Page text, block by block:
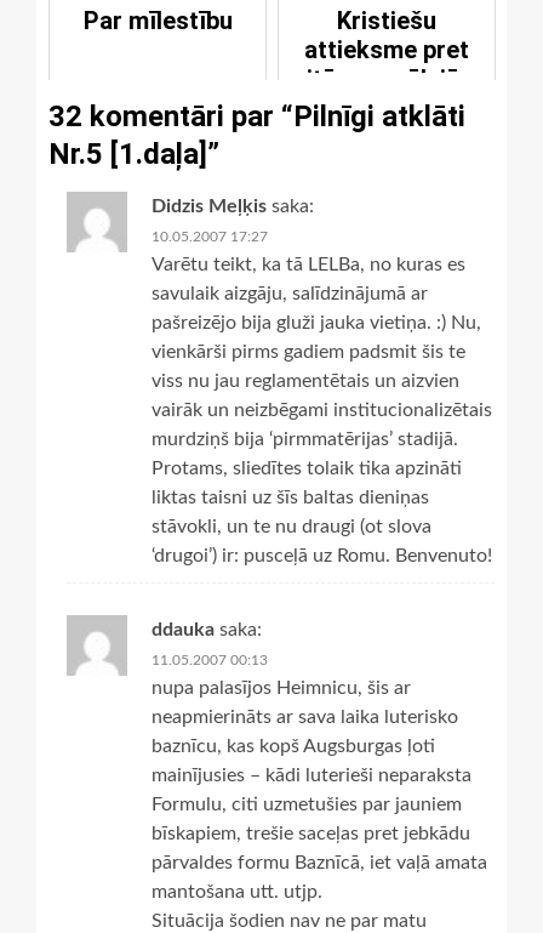
Par mīlestību
Kristiešu
attieksme pret
citām morālajām
sistēmām
32 komentāri par “Pilnīgi atklāti
Nr.5 [1.daļa] ”
Didzis Meļķis saka:
10.05.2007 17:27
Varētu teikt, ka tā LELBa, no kuras es
savulaik aizgāju, salīdzinājumā ar
pašreizējo bija gluži jauka vietiņa. :) Nu,
vienkārši pirms gadiem padsmit šis te
viss nu jau reglamentētais un aizvien
vairāk un neizbēgami institucionalizētais
murdziņš bija ‘pirmmatērijas’ stadijā.
Protams, sliedītes tolaik tika apzināti
liktas taisni uz šīs baltas dieniņas
stāvokli, un te nu draugi (ot slova
‘drugoi’) ir: pusceļā uz Romu. Benvenuto!
ddauka saka:
11.05.2007 00:13
nupa palasījos Heimnicu, šis ar
neapmierināts ar sava laika luterisko
baznīcu, kas kopš Augsburgas ļoti
mainījusies – kādi luterieši neparaksta
Formulu, citi uzmetušies par jauniem
bīskapiem, trešie saceļas pret jebkādu
pārvaldes formu Baznīcā, iet vaļā amata
mantošana utt. utjp.
Situācija šodien nav ne par matu